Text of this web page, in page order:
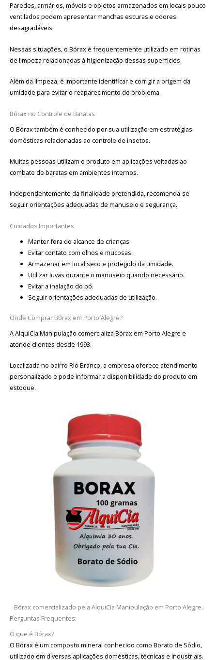
Paredes, armários, móveis e objetos armazenados em locais pouco
ventilados podem apresentar manchas escuras e odores
desagradáveis.
Nessas situações, o Bórax é frequentemente utilizado em rotinas
de limpeza relacionadas à higienização dessas superfícies.
Além da limpeza, é importante identificar e corrigir a origem da
umidade para evitar o reaparecimento do problema.
Bórax no Controle de Baratas
O Bórax também é conhecido por sua utilização em estratégias
domésticas relacionadas ao controle de insetos.
Muitas pessoas utilizam o produto em aplicações voltadas ao
combate de baratas em ambientes internos.
Independentemente da finalidade pretendida, recomenda-se
seguir orientações adequadas de manuseio e segurança.
Cuidados Importantes
Manter fora do alcance de crianças.
Evitar contato com olhos e mucosas.
Armazenar em local seco e protegido da umidade.
Utilizar luvas durante o manuseio quando necessário.
Evitar a inalação do pó.
Seguir orientações adequadas de utilização.
Onde Comprar Bórax em Porto Alegre?
A AlquiCia Manipulação comercializa Bórax em Porto Alegre e
atende clientes desde 1993.
Localizada no bairro Rio Branco, a empresa oferece atendimento
personalizado e pode informar a disponibilidade do produto em
estoque.
Bórax comercializado pela AlquiCia Manipulação em Porto Alegre.
Perguntas Frequentes:
O que é Bórax?
O Bórax é um composto mineral conhecido como Borato de Sódio,
utilizado em diversas aplicações domésticas, técnicas e industriais.